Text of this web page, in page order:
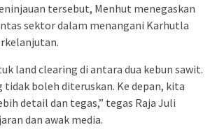
tersebut, Menhut menegaskan
sektor dalam menangani Karhutla
land clearing di antara dua kebun sawit.
boleh diteruskan. Ke depan, kita
detail dan tegas,” tegas Raja Juli
dan awak media.